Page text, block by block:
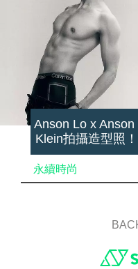
Anson Lo x
Klein拍攝造型照
永續時尚